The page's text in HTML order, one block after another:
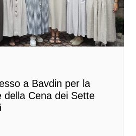
a Bavdin per la
della Cena dei Sette